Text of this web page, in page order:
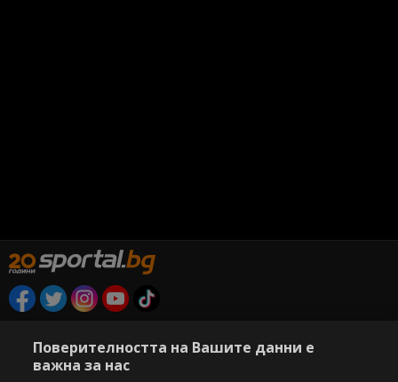
Този уебсайт е собственост наSportal Media Group
Поверителността на Вашите данни е
важна за нас